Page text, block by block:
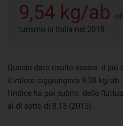
9,54 kg/ab
turismo in Italia nel 2018.
Questo dato risulta essere il più
il valore raggiungeva 9,38 kg/
l'indice ha poi subito delle
al di sotto di 8,13 (2013).